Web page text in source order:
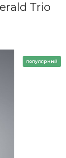
Trio
популярний